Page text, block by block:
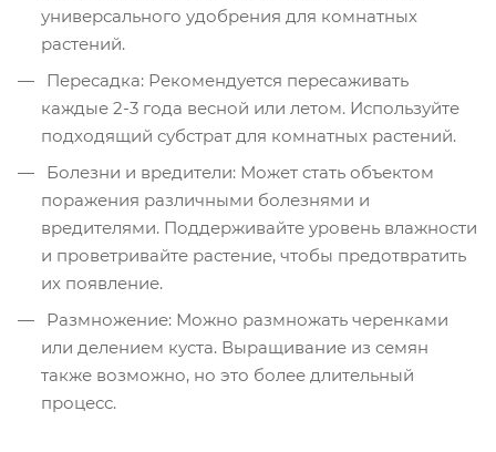
универсального удобрения для комнатных
растений.
Пересадка: Рекомендуется пересаживать
каждые 2-3 года весной или летом. Используйте
подходящий субстрат для комнатных растений.
Болезни и вредители: Может стать объектом
поражения различными болезнями и
вредителями. Поддерживайте уровень влажности
и проветривайте растение, чтобы предотвратить
их появление.
Размножение: Можно размножать черенками
или делением куста. Выращивание из семян
также возможно, но это более длительный
процесс.